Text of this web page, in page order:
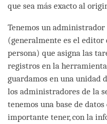
que sea más exacto al
Tenemos un administrador
(generalmente es el editor
persona) que asigna las
registros en la
guardamos en una unidad
los administradores de la
tenemos una base de
importante tener, con la